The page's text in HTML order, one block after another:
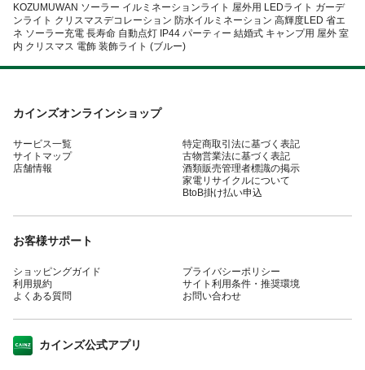
KOZUMUWAN ソーラー イルミネーションライト 屋外用 LEDライト ガーデ
ンライト クリスマスデコレーション 防水イルミネーション 高輝度LED 省エ
ネ ソーラー充電 長寿命 自動点灯 IP44 パーティー 結婚式 キャンプ用 屋外 室
内 クリスマス 電飾 装飾ライト (ブルー)
カインズオンラインショップ
サービス一覧
サイトマップ
店舗情報
特定商取引法に基づく表記
古物営業法に基づく表記
酒類販売管理者標識の掲示
家電リサイクルについて
BtoB掛け払い申込
お客様サポート
ショッピングガイド
利用規約
よくある質問
プライバシーポリシー
サイト利用条件・推奨環境
お問い合わせ
カインズ公式アプリ